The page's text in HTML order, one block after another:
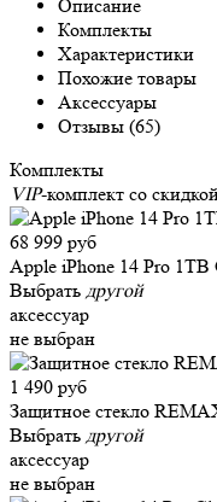
Описание
Комплекты
Характеристики
Похожие товары
Аксессуары
Отзывы (65)
Комплекты
VIP-комплект со
68 999 руб
Apple iPhone 14 Pro 1TB
Выбрать другой
аксессуар
не выбран
1 490 руб
Защитное стекло
Выбрать другой
аксессуар
не выбран